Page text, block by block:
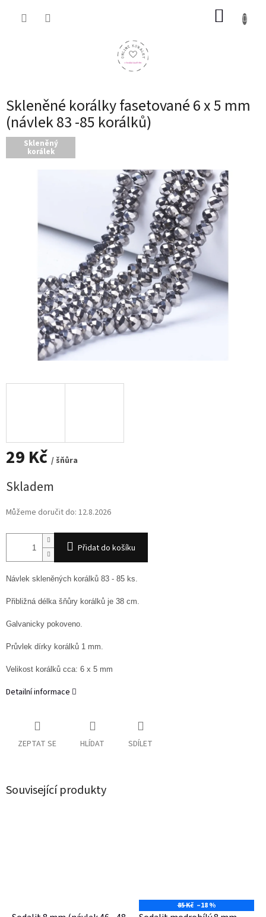
Skleněné korálky fasetované 6 x 5 mm
(návlek 83 -85 korálků)
Skleněný
korálek
29 Kč / šňůra
cena:
Skladem
Můžeme doručit do: 12.8.2026
Přidat do košíku
Návlek skleněných korálků 83 - 85 ks.
Přibližná délka šňůry korálků je 38 cm.
Galvanicky pokoveno.
Průvlek dírky korálků 1 mm.
Velikost korálků cca: 6 x 5 mm
Detailní informace
ZEPTAT SE HLÍDAT SDÍLET
Související produkty
85 Kč –18 %